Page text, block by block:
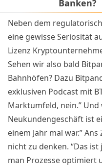
Banken?
Neben dem
eine gewisse Seriosität
Lizenz
Sehen wir also bald
Bahnhöfen? Dazu
exklusiven Podcast mit
Marktumfeld, nein.” Und
Neukundengeschäft ist
einem Jahr mal war.”
nicht zu denken. “Das
man Prozesse optimiert